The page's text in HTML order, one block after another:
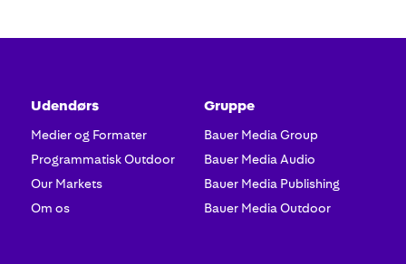
Udendørs
Medier og Formater
Programmatisk Outdoor
Our Markets
Om os
Gruppe
Bauer Media Group
Bauer Media Audio
Bauer Media Publishing
Bauer Media Outdoor